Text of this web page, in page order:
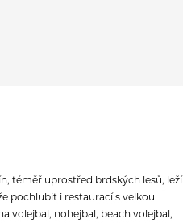
téměř uprostřed brdských lesů, leží
pochlubit i restaurací s velkou
volejbal, nohejbal, beach volejbal,